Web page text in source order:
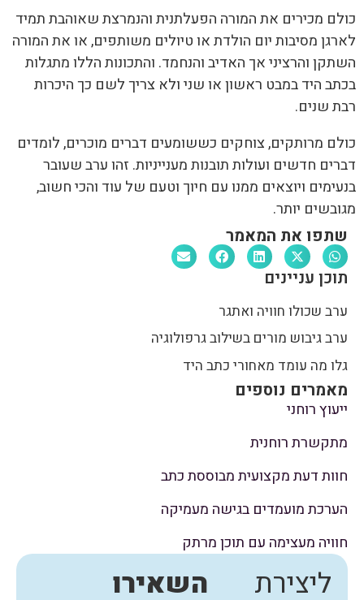
כולם מכירים את המורה הפעלתנית והנמרצת שאוהבת תמיד
לארגן מסיבות יום הולדת או טיולים משותפים, או את המורה
השתקן והרציני אך האדיב והנחמד. והתכונות הללו מתגלות
בכתב היד במבט ראשון או שני ולא צריך לשם כך היכרות
רבת שנים.
כולם מרותקים, צוחקים כששומעים דברים מוכרים, לומדים
דברים חדשים ועולות תובנות מענייניות. זהו ערב שעובר
בנעימים ויוצאים ממנו עם חיוך וטעם של עוד והכי חשוב,
מגובשים יותר.
שתפו את המאמר
תוכן עניינים
ערב שכולו חוויה ואתגר
ערב גיבוש מורים בשילוב גרפולוגיה
גלו מה עומד מאחורי כתב היד
מאמרים נוספים
ייעוץ רוחני
מתקשרת רוחנית
חוות דעת מקצועית מבוססת כתב
הערכת מועמדים בגישה מעמיקה
חוויה מעצימה עם תוכן מרתק
ליצירת השאירו